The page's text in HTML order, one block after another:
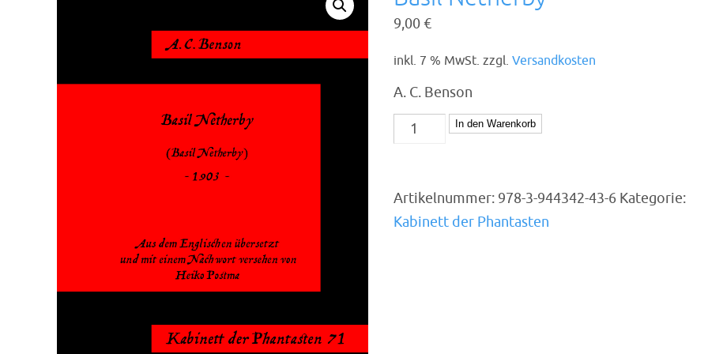
9,00€
inkl. 7 % MwSt. zzgl.Versandkosten
A. C. Benson
Basil
Netherby
In den Warenkorb
Artikelnummer: 978-3-944342-43-6 Kategorie:
Kabinett der Phantasten